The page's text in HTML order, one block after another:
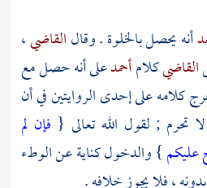
أنه يحصل بالخلوة . وقالالقاضي،
القاضيكلامأحمدعلى أنه حصل مع
كلامه على إحدى الروايتين في أن
تحرم ; لقول الله تعالى { فإن لم
عليكم} والدخول كناية عن الوطء